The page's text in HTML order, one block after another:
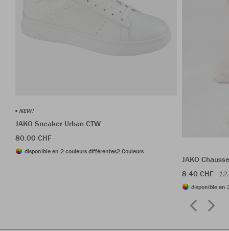
NEW!
JAKO Sneaker Urban CTW
80.00 CHF
disponible en 2 couleurs différentes2 Couleurs
JAKO
8.40 CHF
disponible en